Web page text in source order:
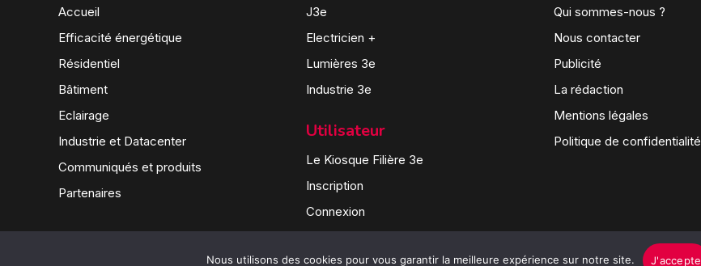
Accueil
Efficacité énergétique
Résidentiel
Bâtiment
Eclairage
Industrie et Datacenter
Communiqués et produits
Partenaires
J3e
Electricien +
Lumières 3e
Industrie 3e
Utilisateur
Le Kiosque Filière 3e
Inscription
Connexion
Qui sommes-nous ?
Nous contacter
Publicité
La rédaction
Mentions légales
Politique de confidentialité
Nous utilisons des cookies pour vous garantir la meilleure expérience sur notre site. J'accepte